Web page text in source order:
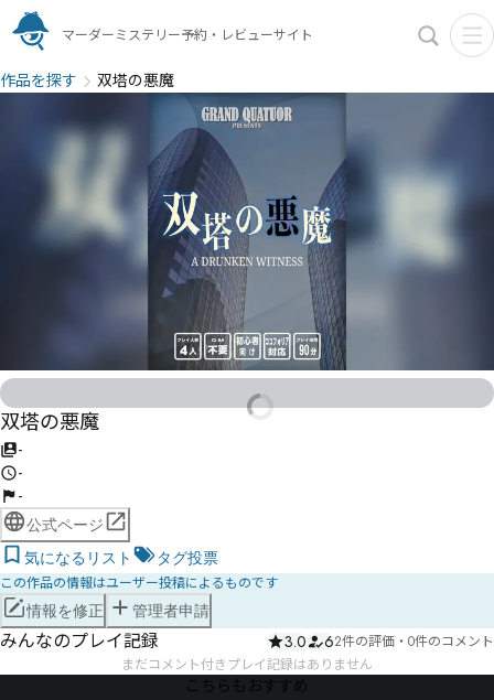
マーダーミステリー予約・レビューサイト
作品を探す 双塔の悪魔
双塔の悪魔
-
-
-
公式ページ
気になるリスト
タグ投票
この作品の情報はユーザー投稿によるものです
情報を修正 管理者申請
みんなのプレイ記録 3.0 62件の評価 ・ 0件のコメント
まだコメント付きプレイ記録はありません
こちらもおすすめ